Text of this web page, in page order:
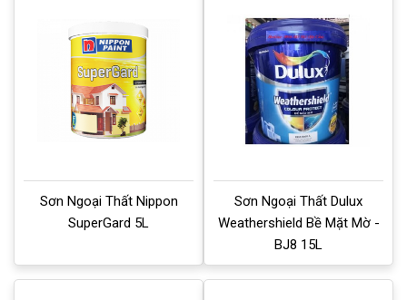
Sơn Ngoại Thất Nippon
SuperGard 5L
Sơn Ngoại Thất Dulux
Weathershield Bề Mặt Mờ -
BJ8 15L